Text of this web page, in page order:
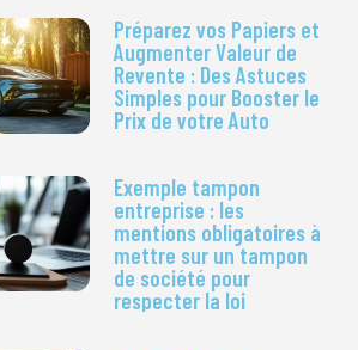
Préparez vos Papiers et
Augmenter Valeur de
Revente : Des Astuces
Simples pour Booster le
Prix de votre Auto
Exemple tampon
entreprise : les
mentions obligatoires à
mettre sur un tampon
de société pour
respecter la loi